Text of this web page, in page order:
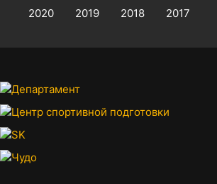
2020 2019 2018 2017